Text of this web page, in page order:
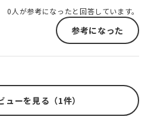
0人が参考になったと回答しています。
参考になった
ューを見る（1件）